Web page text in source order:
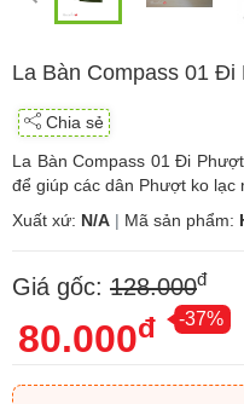
La Bàn Compass 01 Đi
Chia sẻ
La Bàn Compass 01 Đi
để giúp các dân Phượt ko lạc
Xuất xứ: N/A | Mã sản phẩm:
Giá gốc: 128.000đ
80.000đ -37%